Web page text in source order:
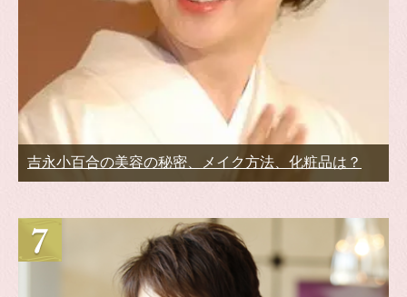
吉永小百合の美容の秘密、メイク方法、化粧品は？